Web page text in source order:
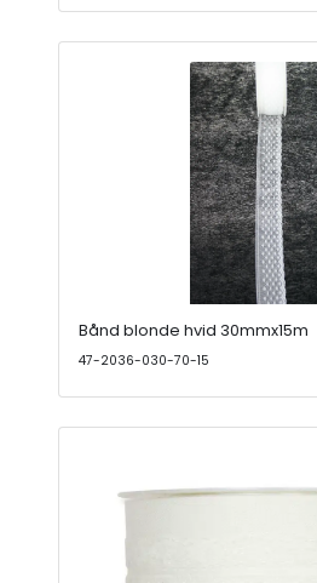
Bånd blonde hvid 30mmx15m
47-2036-030-70-15